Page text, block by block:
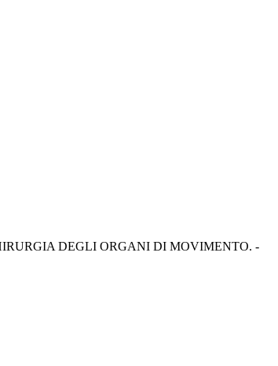
DEGLI ORGANI DI MOVIMENTO. -